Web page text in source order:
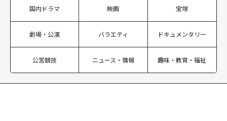
国内ドラマ 映画 宝塚
劇場・公演 バラエティ ドキュメンタリー
公営競技 ニュース・情報 趣味・教育・福祉